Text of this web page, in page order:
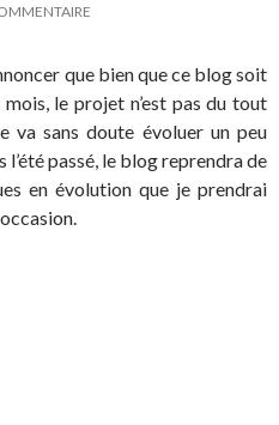
que bien que ce blog soit
le projet n’est pas du tout
va sans doute évoluer un peu
l’été passé, le blog reprendra de
en évolution que je prendrai